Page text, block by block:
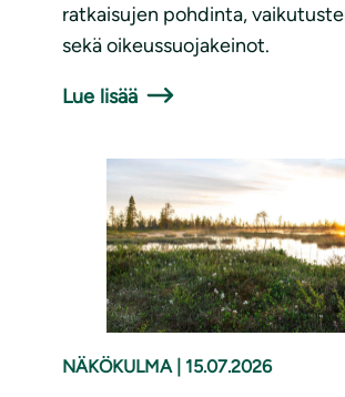
ratkaisujen pohdinta,
sekä oikeussuojakeinot.
Lue lisää
NÄKÖKULMA 15.07.2026